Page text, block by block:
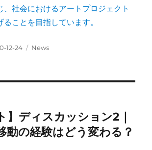
、社会におけるアートプロジェクト
ことを目指しています。
12-24 Categories
News
】ディスカッション2｜
動の経験はどう変わる？